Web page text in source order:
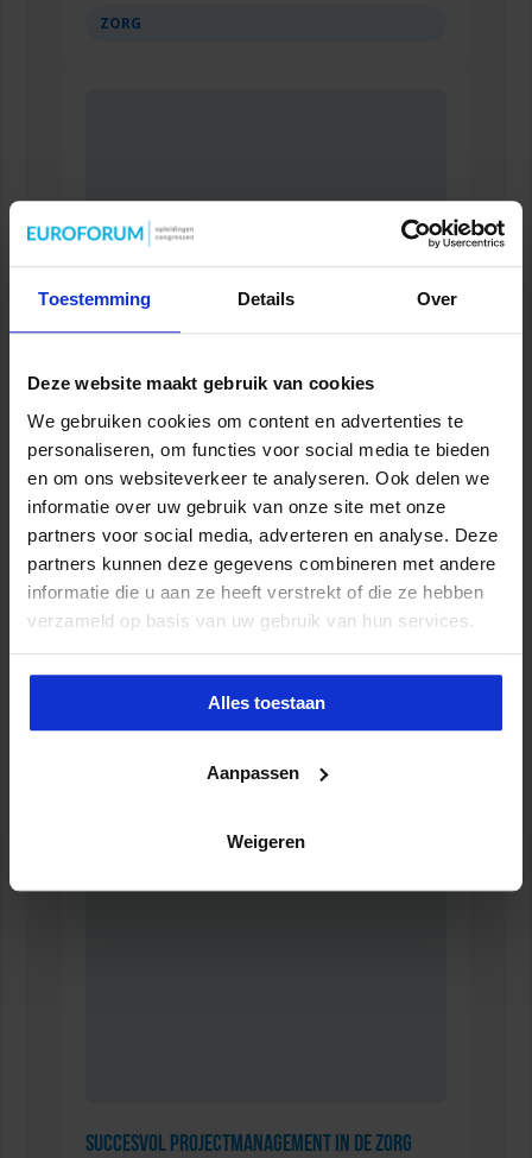
Toestemming Details Over
Deze website maakt gebruik van cookies
We gebruiken cookies om content en advertenties te
personaliseren, om functies voor social media te bieden
en om ons websiteverkeer te analyseren. Ook delen we
informatie over uw gebruik van onze site met onze
partners voor social media, adverteren en analyse. Deze
partners kunnen deze gegevens combineren met andere
informatie die u aan ze heeft verstrekt of die ze hebben
verzameld op basis van uw gebruik van hun services.
Alles toestaan
Aanpassen
Weigeren
ZORG
ZORG
Succesvol Projectmanagement in de Zorg